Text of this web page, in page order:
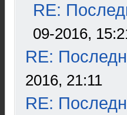
RE:
09-2016,
RE:
2016, 21:11
RE: